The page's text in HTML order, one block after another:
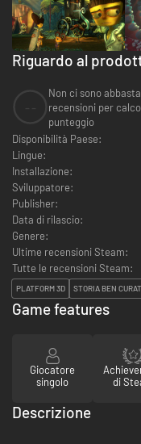
Riguardo al
Non ci sono
recensioni per
punteggio
Disponibilità Paese:
Lingue:
Installazione:
Sviluppatore:
Publisher:
Data di rilascio:
Genere:
Ultime recensioni Steam:
Tutte le recensioni Steam:
PLATFORM 3D STORIA BEN
Game features
Giocatore
singolo
di
Descrizione